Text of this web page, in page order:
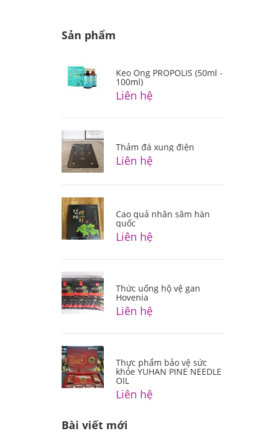
Sản phẩm
Keo Ong PROPOLIS (50ml -
100ml)
Liên hệ
Thảm đá xung điện
Liên hệ
Cao quả nhân sâm hàn
quốc
Liên hệ
Thức uống hộ vệ gan
Hovenia
Liên hệ
Thực phẩm bảo vệ sức
khỏe YUHAN PINE NEEDLE
OIL
Liên hệ
Bài viết mới